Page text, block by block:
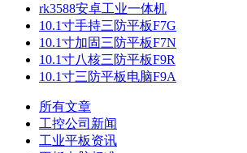
rk3588安卓工业一体机
10.1寸手持三防平板F7G
10.1寸加固三防平板F7N
10.1寸八核三防平板F9R
10.1寸三防平板电脑F9A
所有文章
工控公司新闻
工业平板资讯